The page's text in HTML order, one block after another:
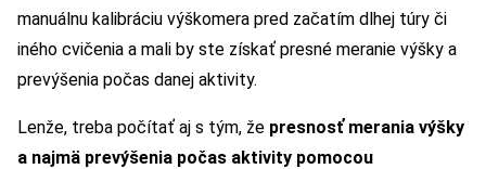
manuálnu kalibráciu výškomera pred začatím dlhej túry či
iného cvičenia a mali by ste získať presné meranie výšky a
prevýšenia počas danej aktivity.
Lenže, treba počítať aj s tým, že presnosť merania výšky
a najmä prevýšenia počas aktivity pomocou